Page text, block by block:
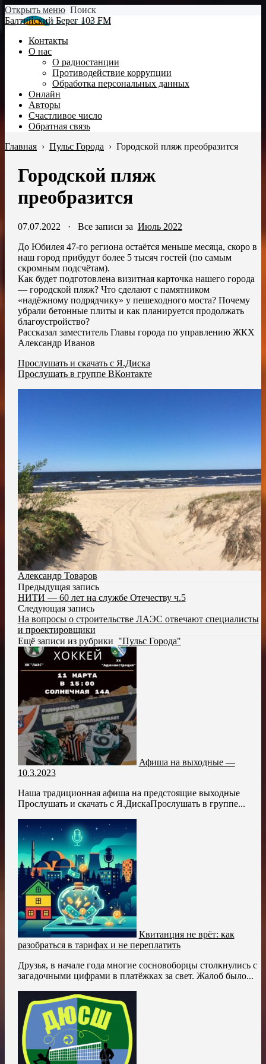
Открыть меню Поиск
Балтийский Берег 103 FM
Контакты
О нас
О радиостанции
Противодействие коррупции
Обработка персональных данных
Онлайн
Авторы
Счастливое число
Обратная связь
Главная › Пульс Города › Городской пляж преобразится
Городской пляж
преобразится
07.07.2022 · Все записи за Июль 2022
До Юбилея 47-го региона остаётся меньше месяца, скоро в
наш город прибудут более 5 тысяч гостей (по самым
скромным подсчётам).
Как будет подготовлена визитная карточка нашего города
— городской пляж? Что сделают с памятником
«надёжному подрядчику» у пешеходного моста? Почему
убрали бетонные плиты и как планируется продолжать
благоустройство?
Рассказал заместитель Главы города по управлению ЖКХ
Александр Иванов
Прослушать и скачать с Я.Диска
Прослушать в группе ВКонтакте
Александр Товаров
Предыдущая запись
НИТИ — 60 лет на службе Отечеству ч.5
Следующая запись
На вопросы о строительстве ЛАЭС отвечают специалисты
и проектировщики
Ещё записи из рубрики "Пульс Города"
Афиша на выходные —
10.3.2023
Наша традиционная афиша на предстоящие выходные
Прослушать и скачать с Я.ДискаПрослушать в группе...
Квитанция не врёт: как
разобраться в тарифах и не переплатить
Друзья, в начале года многие сосновоборцы столкнулись с
загадочными цифрами в платёжках за свет. Жалоб было...